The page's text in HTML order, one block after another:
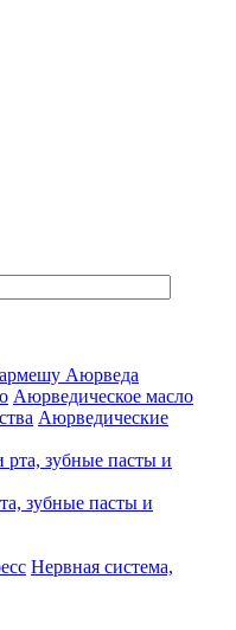
Аюрведа
Аюрведическое масло
Аюрведические
зубные пасты и
Нервная система,